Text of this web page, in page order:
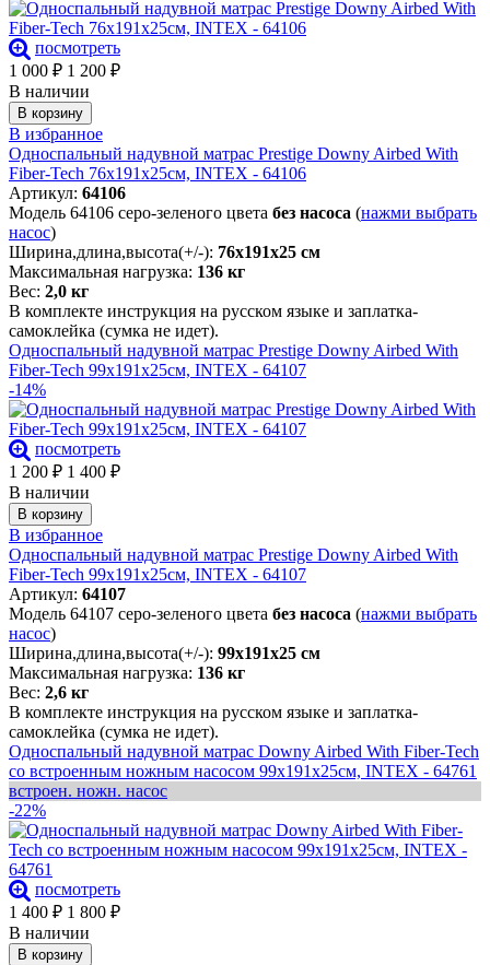
посмотреть
1 000 ₽ 1 200 ₽
В наличии
В корзину
В избранное
Односпальный надувной матрас Prestige Downy Airbed With
Fiber-Tech 76х191х25см, INTEX - 64106
Артикул: 64106
Модель 64106 серо-зеленого цвета без насоса (нажми выбрать
насос)
Ширина,длина,высота(+/-): 76х191х25 см
Максимальная нагрузка: 136 кг
Вес: 2,0 кг
В комплекте инструкция на русском языке и заплатка-
самоклейка (сумка не идет).
Односпальный надувной матрас Prestige Downy Airbed With
Fiber-Tech 99х191х25см, INTEX - 64107
-14%
посмотреть
1 200 ₽ 1 400 ₽
В наличии
В корзину
В избранное
Односпальный надувной матрас Prestige Downy Airbed With
Fiber-Tech 99х191х25см, INTEX - 64107
Артикул: 64107
Модель 64107 серо-зеленого цвета без насоса (нажми выбрать
насос)
Ширина,длина,высота(+/-): 99х191х25 см
Максимальная нагрузка: 136 кг
Вес: 2,6 кг
В комплекте инструкция на русском языке и заплатка-
самоклейка (сумка не идет).
Односпальный надувной матрас Downy Airbed With Fiber-Tech
со встроенным ножным насосом 99х191х25см, INTEX - 64761
встроен. ножн. насос
-22%
посмотреть
1 400 ₽ 1 800 ₽
В наличии
В корзину